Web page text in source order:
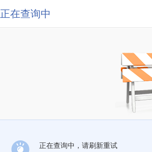
正在查询中
正在查询中，请刷新重试